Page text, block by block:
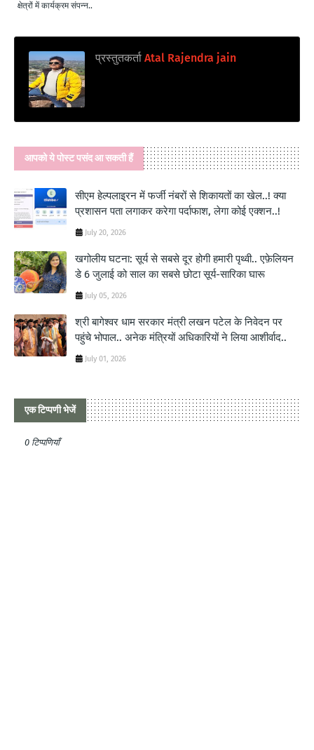
क्षेत्रों में कार्यक्रम संपन्न..
प्रस्तुतकर्ता Atal Rajendra jain
आपको ये पोस्ट पसंद आ सकती हैं
सीएम हेल्पलाइ्रन में फर्जी नंबरों से शिकायतों का खेल..! क्या
प्रशासन पता लगाकर करेगा पर्दाफाश, लेगा कोई एक्शन..!
July 20, 2026
खगोलीय घटना: सूर्य से सबसे दूर होगी हमारी पृथ्वी.. एफ़ेलियन
डे 6 जुलाई को साल का सबसे छोटा सूर्य-सारिका घारू
July 05, 2026
श्री बागेश्‍वर धाम सरकार मंत्री लखन पटेल के निवेदन पर
पहुंचे भोपाल.. अनेक मंत्रियों अधिकारियों ने लिया आशीर्वाद..
July 01, 2026
एक टिप्पणी भेजें
0 टिप्पणियाँ